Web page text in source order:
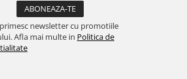
newsletter cu promotiile
Afla mai multe in Politica de